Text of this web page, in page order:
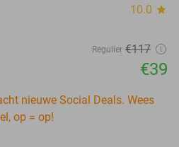
10.0 star
Regulier €117
€39
nieuwe Social Deals. Wees
op = op!